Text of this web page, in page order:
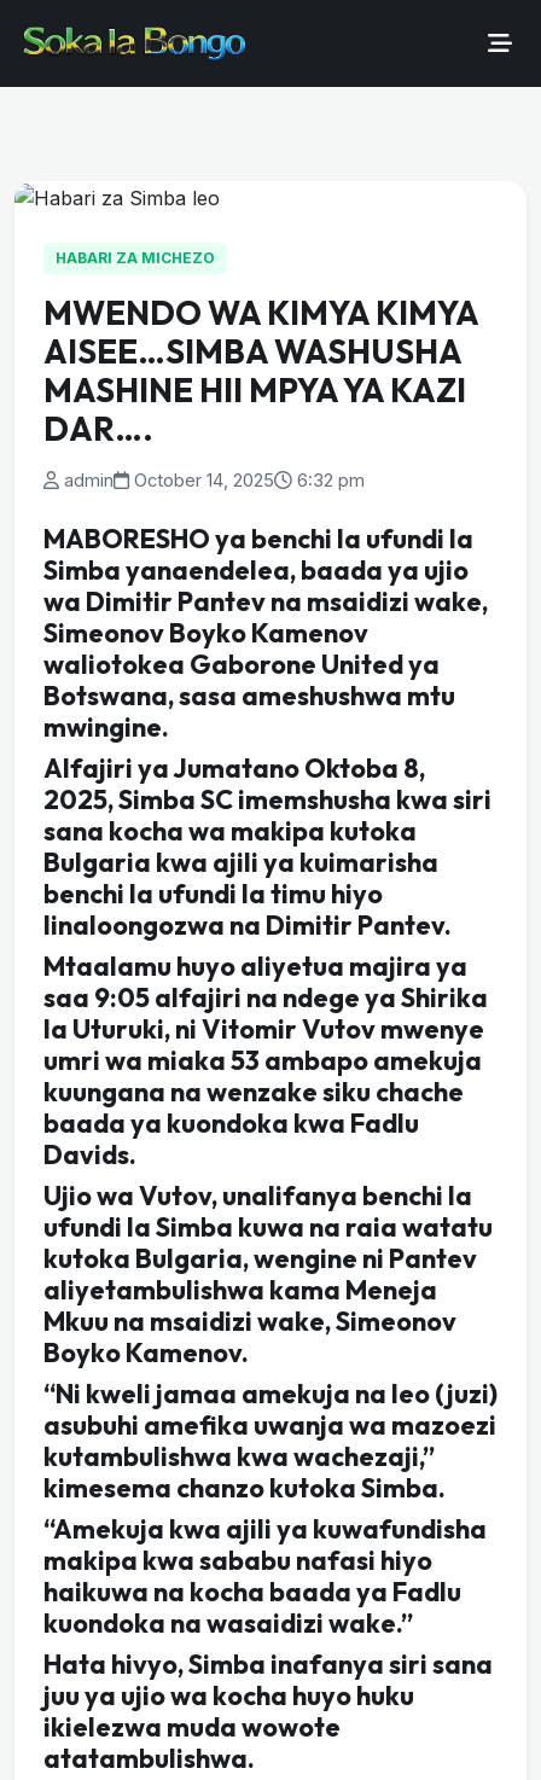
HABARI ZA MICHEZO
MWENDO WA KIMYA KIMYA
AISEE…SIMBA WASHUSHA
MASHINE HII MPYA YA KAZI
DAR….
admin October 14, 2025 6:32 pm
MABORESHO ya benchi la ufundi la
Simba yanaendelea, baada ya ujio
wa Dimitir Pantev na msaidizi wake,
Simeonov Boyko Kamenov
waliotokea Gaborone United ya
Botswana, sasa ameshushwa mtu
mwingine.
Alfajiri ya Jumatano Oktoba 8,
2025, Simba SC imemshusha kwa siri
sana kocha wa makipa kutoka
Bulgaria kwa ajili ya kuimarisha
benchi la ufundi la timu hiyo
linaloongozwa na Dimitir Pantev.
Mtaalamu huyo aliyetua majira ya
saa 9:05 alfajiri na ndege ya Shirika
la Uturuki, ni Vitomir Vutov mwenye
umri wa miaka 53 ambapo amekuja
kuungana na wenzake siku chache
baada ya kuondoka kwa Fadlu
Davids.
Ujio wa Vutov, unalifanya benchi la
ufundi la Simba kuwa na raia watatu
kutoka Bulgaria, wengine ni Pantev
aliyetambulishwa kama Meneja
Mkuu na msaidizi wake, Simeonov
Boyko Kamenov.
“Ni kweli jamaa amekuja na leo (juzi)
asubuhi amefika uwanja wa mazoezi
kutambulishwa kwa wachezaji,”
kimesema chanzo kutoka Simba.
“Amekuja kwa ajili ya kuwafundisha
makipa kwa sababu nafasi hiyo
haikuwa na kocha baada ya Fadlu
kuondoka na wasaidizi wake.”
Hata hivyo, Simba inafanya siri sana
juu ya ujio wa kocha huyo huku
ikielezwa muda wowote
atatambulishwa.